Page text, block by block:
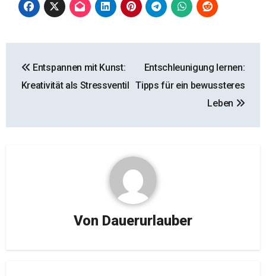
Entspannen mit Kunst:
Kreativität als Stressventil
Entschleunigung lernen:
Tipps für ein bewussteres
Leben
Von Dauerurlauber